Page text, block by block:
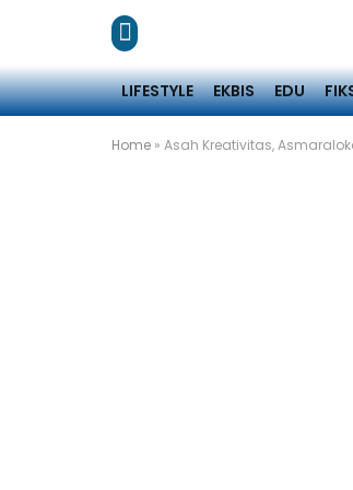
LIFESTYLE EKBIS EDU
Home » Asah Kreativitas,